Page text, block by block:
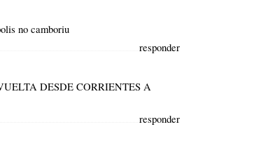
no camboriu
responder
DESDE CORRIENTES A
responder